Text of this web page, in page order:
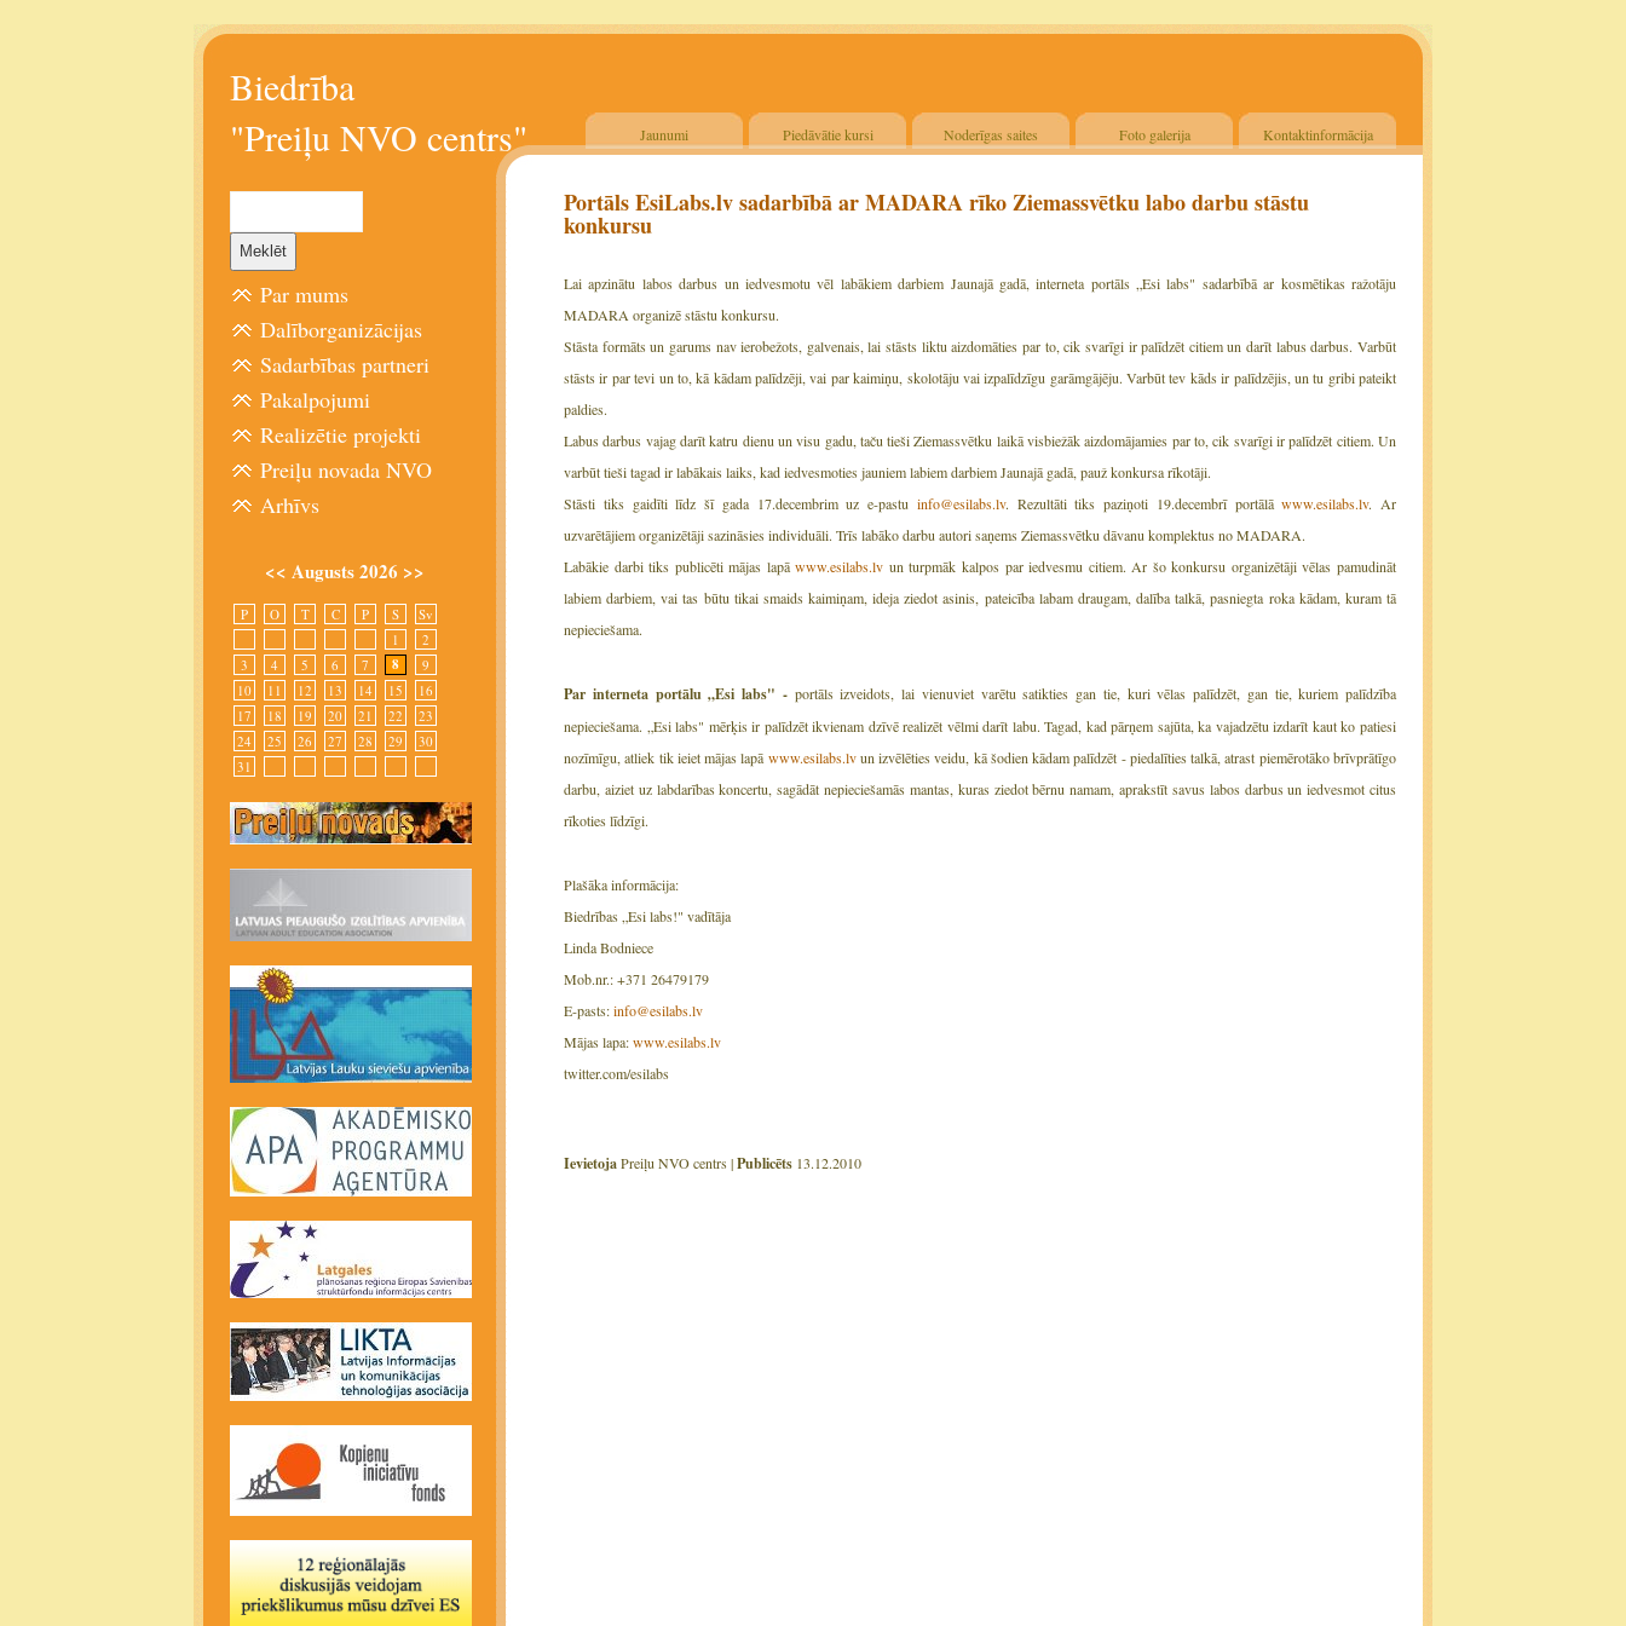
Biedrība
"Preiļu NVO centrs"
Jaunumi Piedāvātie kursi Noderīgas saites Foto galerija Kontaktinformācija
Portāls EsiLabs.lv sadarbībā ar MADARA rīko Ziemassvētku labo darbu stāstu
konkursu
Lai apzinātu labos darbus un iedvesmotu vēl labākiem darbiem Jaunajā gadā, interneta portāls „Esi labs" sadarbībā ar kosmētikas ražotāju
MADARA organizē stāstu konkursu.
Stāsta formāts un garums nav ierobežots, galvenais, lai stāsts liktu aizdomāties par to, cik svarīgi ir palīdzēt citiem un darīt labus darbus. Varbūt
stāsts ir par tevi un to, kā kādam palīdzēji, vai par kaimiņu, skolotāju vai izpalīdzīgu garāmgājēju. Varbūt tev kāds ir palīdzējis, un tu gribi pateikt
paldies.
Labus darbus vajag darīt katru dienu un visu gadu, taču tieši Ziemassvētku laikā visbiežāk aizdomājamies par to, cik svarīgi ir palīdzēt citiem. Un
varbūt tieši tagad ir labākais laiks, kad iedvesmoties jauniem labiem darbiem Jaunajā gadā, pauž konkursa rīkotāji.
Stāsti tiks gaidīti līdz šī gada 17.decembrim uz e-pastu info@esilabs.lv. Rezultāti tiks paziņoti 19.decembrī portālāwww.esilabs.lv. Ar
uzvarētājiem organizētāji sazināsies individuāli. Trīs labāko darbu autori saņems Ziemassvētku dāvanu komplektus no MADARA.
Labākie darbi tiks publicēti mājas lapāwww.esilabs.lv un turpmāk kalpos par iedvesmu citiem. Ar šo konkursu organizētāji vēlas pamudināt
labiem darbiem, vai tas būtu tikai smaids kaimiņam, ideja ziedot asinis, pateicība labam draugam, dalība talkā, pasniegta roka kādam, kuram tā
nepieciešama.
Par interneta portālu „Esi labs" - portāls izveidots, lai vienuviet varētu satikties gan tie, kuri vēlas palīdzēt, gan tie, kuriem palīdzība
nepieciešama. „Esi labs" mērķis ir palīdzēt ikvienam dzīvē realizēt vēlmi darīt labu. Tagad, kad pārņem sajūta, ka vajadzētu izdarīt kaut ko patiesi
nozīmīgu, atliek tik ieiet mājas lapā www.esilabs.lvun izvēlēties veidu, kā šodien kādam palīdzēt - piedalīties talkā, atrast piemērotāko brīvprātīgo
darbu, aiziet uz labdarības koncertu, sagādāt nepieciešamās mantas, kuras ziedot bērnu namam, aprakstīt savus labos darbus un iedvesmot citus
rīkoties līdzīgi.
Plašāka informācija:
Biedrības „Esi labs!" vadītāja
Linda Bodniece
Mob.nr.: +371 26479179
E-pasts:info@esilabs.lv
Mājas lapa:www.esilabs.lv
twitter.com/esilabs
IevietojaPreiļu NVO centrs |Publicēts 13.12.2010
Par mums
Dalīborganizācijas
Sadarbības partneri
Pakalpojumi
Realizētie projekti
Preiļu novada NVO
Arhīvs
<< Augusts 2026 >>
P O T C P S
Sv
1
2
3
4 5 6 7 8
9
10
11 12 13 14 15
16
17
18 19 20 21 22
23
24
25 26 27 28 29
30
31